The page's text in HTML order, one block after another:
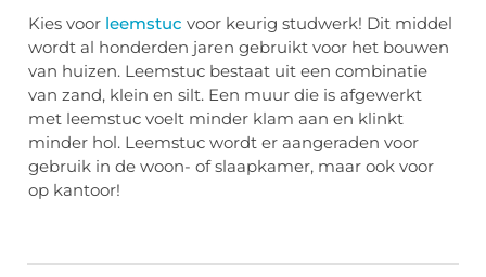
Kies voor leemstuc voor keurig studwerk! Dit middel
wordt al honderden jaren gebruikt voor het bouwen
van huizen. Leemstuc bestaat uit een combinatie
van zand, klein en silt. Een muur die is afgewerkt
met leemstuc voelt minder klam aan en klinkt
minder hol. Leemstuc wordt er aangeraden voor
gebruik in de woon- of slaapkamer, maar ook voor
op kantoor!